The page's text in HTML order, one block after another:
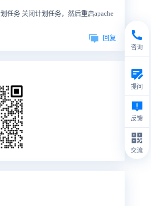
任务 关闭计划任务，然后重启apache
回复
咨询
提问
反馈
交流